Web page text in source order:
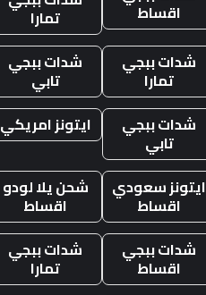
اقساط
تمارا
شدات ببجي
تمارا
شدات ببجي
تابي
شدات ببجي
تابي
ايتونز امريكي
ايتونز سعودي
اقساط
شحن يلا لودو
اقساط
شدات ببجي
اقساط
شدات ببجي
تمارا